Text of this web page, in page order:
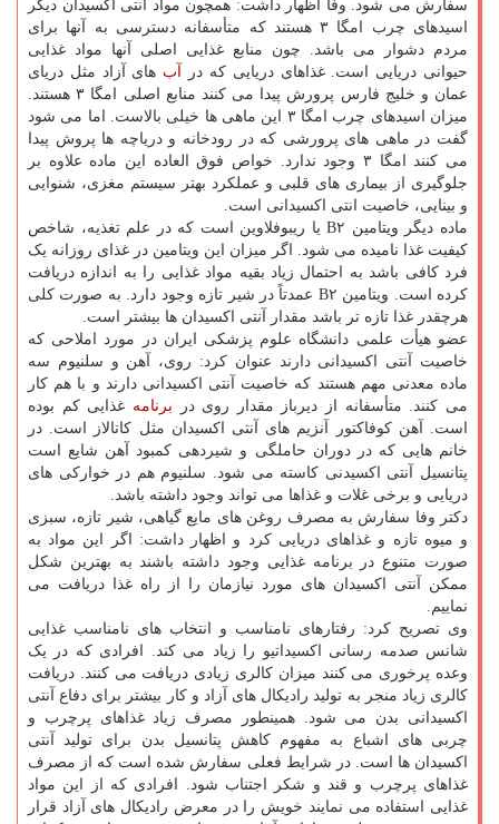
سفارش می شود. وفا اظهار داشت: همچون مواد آنتی اکسیدان دیگر
اسیدهای چرب امگا ۳ هستند که متأسفانه دسترسی به آنها برای
مردم دشوار می باشد. چون منابع غذایی اصلی آنها مواد غذایی
حیوانی دریایی است. غذاهای دریایی که در
آب های آزاد مثل دریای
عمان و خلیج فارس پرورش پیدا می کنند منابع اصلی امگا ۳ هستند.
میزان اسیدهای چرب امگا ۳ این ماهی ها خیلی بالاست. اما می شود
گفت در ماهی های پرورشی که در رودخانه و دریاچه ها پروش پیدا
می کنند امگا ۳ وجود ندارد. خواص فوق العاده این ماده علاوه بر
جلوگیری از بیماری های قلبی و عملکرد بهتر سیستم مغزی، شنوایی
و بینایی، خاصیت انتی اکسیدانی است.
ماده دیگر ویتامین B۲ یا ریبوفلاوین است که در علم تغذیه، شاخص
کیفیت غذا نامیده می شود. اگر میزان این ویتامین در غذای روزانه یک
فرد کافی باشد به احتمال زیاد بقیه مواد غذایی را به اندازه دریافت
کرده است. ویتامین B۲ عمدتاً در شیر تازه وجود دارد. به صورت کلی
هرچقدر غذا تازه تر باشد مقدار آنتی اکسیدان ها بیشتر است.
عضو هیأت علمی دانشگاه علوم پزشکی ایران در مورد املاحی که
خاصیت آنتی اکسیدانی دارند عنوان کرد: روی، آهن و سلنیوم سه
ماده معدنی مهم هستند که خاصیت آنتی اکسیدانی دارند و با هم کار
می کنند. متأسفانه از دیرباز مقدار روی در برنامه غذایی کم بوده
است. آهن کوفاکتور آنزیم های آنتی اکسیدان مثل کاتالاز است. در
خانم هایی که در دوران حاملگی و شیردهی کمبود آهن شایع است
پتانسیل آنتی اکسیدنی کاسته می شود. سلنیوم هم در خوارکی های
دریایی و برخی غلات و غذاها می تواند وجود داشته باشد.
دکتر وفا سفارش به مصرف روغن های مایع گیاهی، شیر تازه، سبزی
و میوه تازه و غذاهای دریایی کرد و اظهار داشت: اگر این مواد به
صورت متنوع در برنامه غذایی وجود داشته باشند به بهترین شکل
ممکن آنتی اکسیدان های مورد نیازمان را از راه غذا دریافت می
نماییم.
وی تصریح کرد: رفتارهای نامناسب و انتخاب های نامناسب غذایی
شانس صدمه رسانی اکسیداتیو را زیاد می کند. افرادی که در یک
وعده پرخوری می کنند میزان کالری زیادی دریافت می کنند. دریافت
کالری زیاد منجر به تولید رادیکال های آزاد و کار بیشتر برای دفاع آنتی
اکسیدانی بدن می شود. همینطور مصرف زیاد غذاهای پرچرب و
چربی های اشباع به مفهوم کاهش پتانسیل بدن برای تولید آنتی
اکسیدان ها است. در شرایط فعلی سفارش شده است که از مصرف
غذاهای پرچرب و قند و شکر اجتناب شود. افرادی که از این مواد
غذایی استفاده می نمایند خویش را در معرض رادیکال های آزاد قرار